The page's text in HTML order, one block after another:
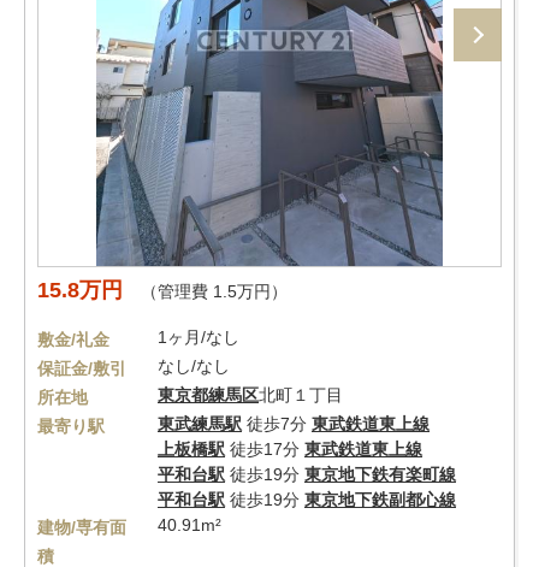
15.8万円 （管理費 1.5万円）
敷金/礼金
1ヶ月/なし
保証金/敷引
なし/なし
所在地
東京都練馬区北町１丁目
最寄り駅
東武練馬駅 徒歩7分 東武鉄道東上線
上板橋駅 徒歩17分 東武鉄道東上線
平和台駅 徒歩19分 東京地下鉄有楽町線
平和台駅 徒歩19分 東京地下鉄副都心線
建物/専有面
積
40.91m²